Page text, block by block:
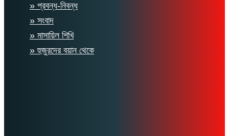
» প্রবন্ধ-নিবন্ধ
» সংবাদ
» মাসায়িল শিখি
» হুজুরদের বয়ান থেকে